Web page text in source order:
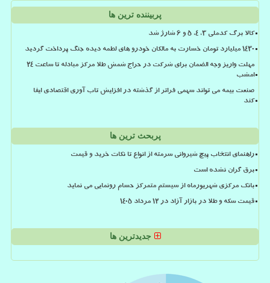
پربیننده ترین ها
کالا برگ کدملی 3، 4، 5 و 6 شارژ شد
۱۴۳۰ میلیارد تومان خسارت به مالکان خودرو های لطمه دیده جنگ پرداخت گردید
مهلت واریز وجه الضمان برای شرکت در حراج شمش طلا مرکز مبادله تا ساعت ۲۴
امشب
صنعت بیمه می تواند سهمی فراتر از گذشته در افزایش تاب آوری اقتصادی ایفا
کند
پربحث ترین ها
راهنمای انتخاب پیچ شیروانی سرمته از انواع تا نکات خرید و قیمت
برق گران نشده است
بانک مرکزی شهریورماه از سیستم متمرکز حسام رونمایی می نماید
قیمت سکه و طلا در بازار آزاد در ۱۲ مرداد ۱۴۰۵
جدیدترین ها